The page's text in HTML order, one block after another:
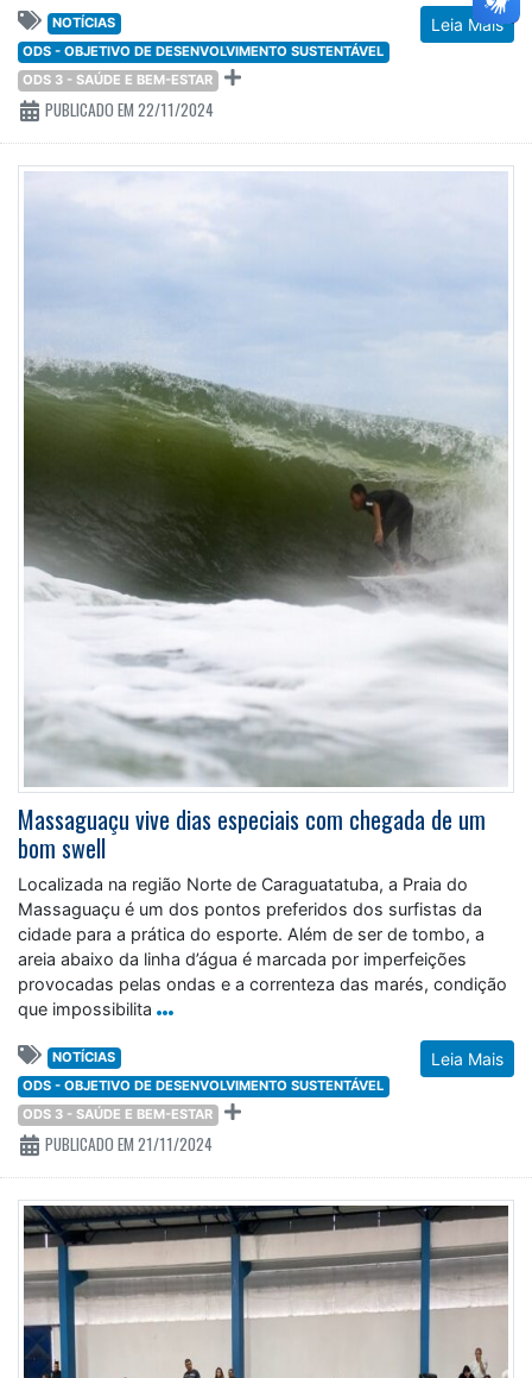
Leia Mais
NOTÍCIAS
ODS - OBJETIVO DE DESENVOLVIMENTO SUSTENTÁVEL
ODS 3 - SAÚDE E BEM-ESTAR
PUBLICADO EM 22/11/2024
Massaguaçu vive dias especiais com chegada de um
bom swell
Localizada na região Norte de Caraguatatuba, a Praia do
Massaguaçu é um dos pontos preferidos dos surfistas da
cidade para a prática do esporte. Além de ser de tombo, a
areia abaixo da linha d’água é marcada por imperfeições
provocadas pelas ondas e a correnteza das marés, condição
que impossibilita
Leia Mais
NOTÍCIAS
ODS - OBJETIVO DE DESENVOLVIMENTO SUSTENTÁVEL
ODS 3 - SAÚDE E BEM-ESTAR
PUBLICADO EM 21/11/2024